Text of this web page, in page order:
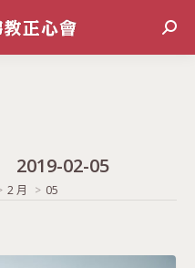
2019-02-05
2 月 05